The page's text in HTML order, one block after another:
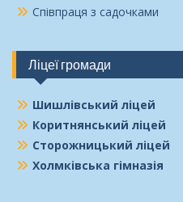
Співпраця з садочками
Ліцеї громади
Шишлівський ліцей
Коритнянський ліцей
Сторожницький ліцей
Холмківська гімназія